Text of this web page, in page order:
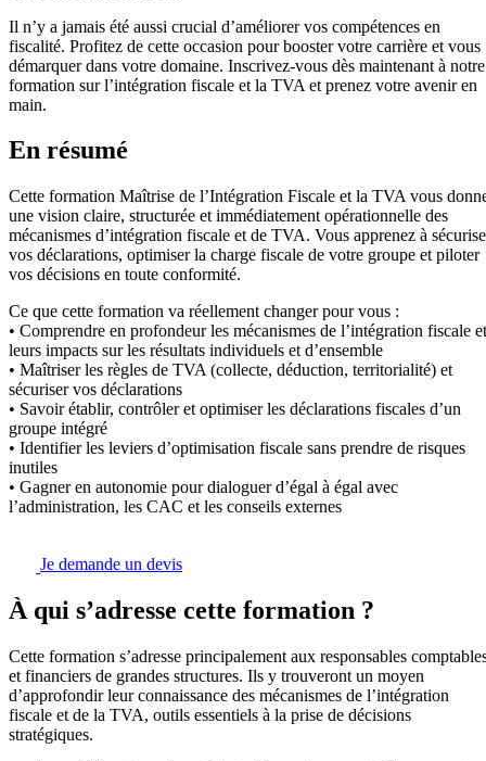
Il n’y a jamais été aussi crucial d’améliorer vos compétences en
fiscalité. Profitez de cette occasion pour booster votre carrière et vous
démarquer dans votre domaine. Inscrivez-vous dès maintenant à notre
formation sur l’intégration fiscale et la TVA et prenez votre avenir en
main.
En résumé
Cette formation Maîtrise de l’Intégration Fiscale et la TVA vous
une vision claire, structurée et immédiatement opérationnelle des
mécanismes d’intégration fiscale et de TVA. Vous apprenez à
vos déclarations, optimiser la charge fiscale de votre groupe et piloter
vos décisions en toute conformité.
Ce que cette formation va réellement changer pour vous :
• Comprendre en profondeur les mécanismes de l’intégration fiscale et
leurs impacts sur les résultats individuels et d’ensemble
• Maîtriser les règles de TVA (collecte, déduction, territorialité) et
sécuriser vos déclarations
• Savoir établir, contrôler et optimiser les déclarations fiscales d’un
groupe intégré
• Identifier les leviers d’optimisation fiscale sans prendre de risques
inutiles
• Gagner en autonomie pour dialoguer d’égal à égal avec
l’administration, les CAC et les conseils externes
Je demande un devis
À qui s’adresse cette formation ?
Cette formation s’adresse principalement aux responsables
et financiers de grandes structures. Ils y trouveront un moyen
d’approfondir leur connaissance des mécanismes de l’intégration
fiscale et de la TVA, outils essentiels à la prise de décisions
stratégiques.